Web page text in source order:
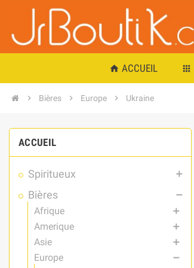
home ACCUEIL apps
chevron_right Bières chevron_right Europe chevron_right Ukraine
ACCUEIL
Spiritueux add
Bières remove
Afrique add
Amerique add
Asie add
Europe remove